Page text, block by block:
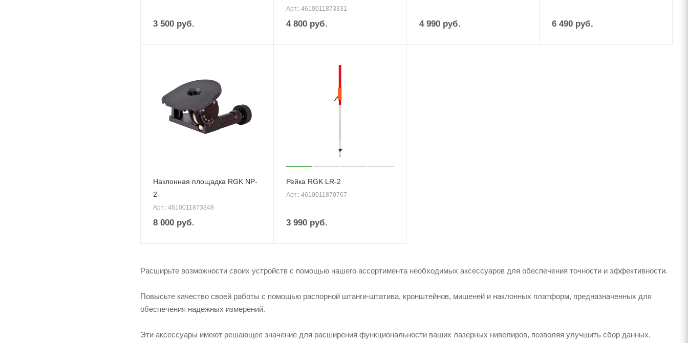
3 500 руб.
Арт.: 4610011873331
4 800руб. 4 990руб. 6 490 руб.
Наклонная площадка RGK NP-
2
Арт.: 4610011873348
8 000 руб.
Рейка RGK LR-2
Арт.: 4610011870767
3 990руб.
Расширьте возможности своих устройств с помощью нашего ассортимента необходимых аксессуаров для обеспечения точности и эффективности.
Повысьте качество своей работы с помощью распорной штанги-штатива, кронштейнов, мишеней и наклонных платформ, предназначенных для
обеспечения надежных измерений.
Эти аксессуары имеют решающее значение для расширения функциональности ваших лазерных нивелиров, позволяя улучшить сбор данных.